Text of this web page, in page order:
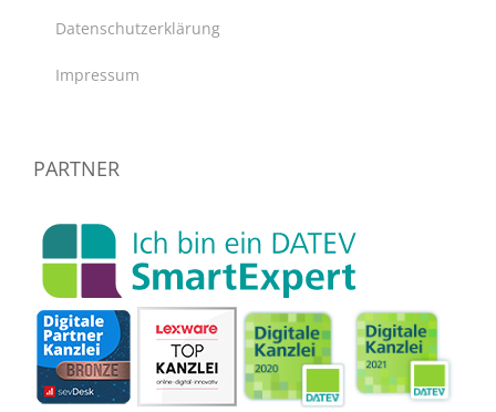
Datenschutzerklärung
Impressum
PARTNER